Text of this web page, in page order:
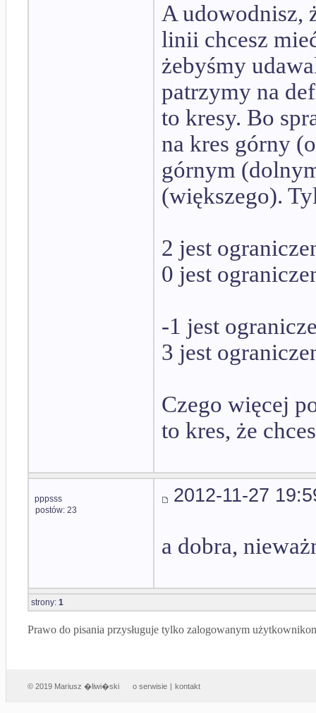
A udowodnisz,
linii chcesz
żebyśmy
patrzymy na
to kresy. Bo
na kres górny
górnym
(większego).
2 jest
0 jest
-1 jest
3 jest
Czego więcej
to kres, że
pppsss
postów: 23
2012-11-27
a dobra,
strony: 1
Prawo do pisania przysługuje tylko zalogowanym
© 2019 Mariusz �liwi�ski o serwisie | kontakt